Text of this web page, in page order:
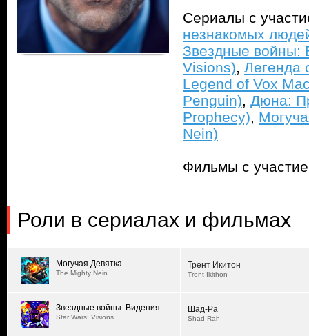
Сериалы с
незнакомых
Звездные войны:
Visions), Легенда
Legend of Vox
Penguin), Дюна:
Prophecy),
Nein)
Фильмы с
Роли в сериалах и фильмах
Могучая Девятка
The Mighty Nein
Трент Икитон
Trent Ikithon
Звездные войны: Видения
Star Wars: Visions
Шад-Ра
Shad-Rah